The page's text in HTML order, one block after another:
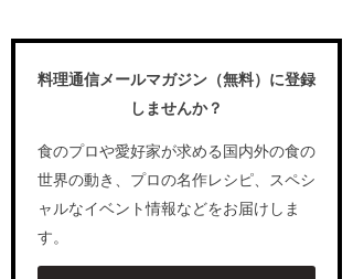
料理通信メールマガジン（無料）に登録
しませんか？
食のプロや愛好家が求める国内外の食の
世界の動き、プロの名作レシピ、スペシ
ャルなイベント情報などをお届けしま
す。